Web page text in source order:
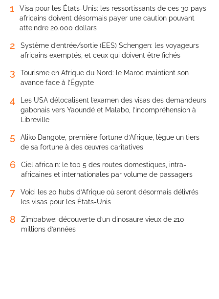
1
Visa pour les États-Unis: les ressortissants de ces 30 pays
africains doivent désormais payer une caution pouvant
atteindre 20.000 dollars
2
Système d’entrée/sortie (EES) Schengen: les voyageurs
africains exemptés, et ceux qui doivent être fichés
3
Tourisme en Afrique du Nord: le Maroc maintient son
avance face à l’Égypte
4
Les USA délocalisent l’examen des visas des demandeurs
gabonais vers Yaoundé et Malabo, l’incompréhension à
Libreville
5
Aliko Dangote, première fortune d’Afrique, lègue un tiers
de sa fortune à des œuvres caritatives
6
Ciel africain: le top 5 des routes domestiques, intra-
africaines et internationales par volume de passagers
7
Voici les 20 hubs d’Afrique où seront désormais délivrés
les visas pour les États-Unis
8
Zimbabwe: découverte d’un dinosaure vieux de 210
millions d’années